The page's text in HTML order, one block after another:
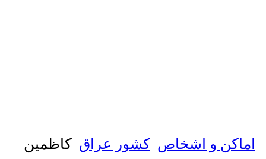
اماکن و اشخاص كشور عراق كاظمين